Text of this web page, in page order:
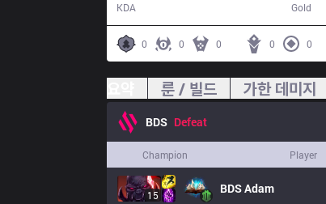
KDA Gold
0 0 0 0 0
룬 / 빌드 가한 데미지
BDS Defeat
Champion Player
15 BDSAdam